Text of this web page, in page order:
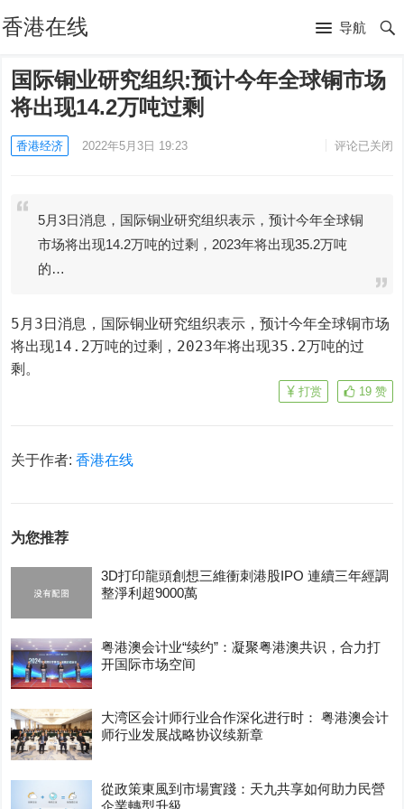
香港在线 导航
国际铜业研究组织:预计今年全球铜市场
将出现14.2万吨过剩
香港经济 2022年5月3日 19:23 评论已关闭
5月3日消息，国际铜业研究组织表示，预计今年全球铜
市场将出现14.2万吨的过剩，2023年将出现35.2万吨
的…
5月3日消息，国际铜业研究组织表示，预计今年全球铜市场
将出现14.2万吨的过剩，2023年将出现35.2万吨的过
剩。
19 赞
打赏
关于作者:香港在线
为您推荐
3D打印龍頭創想三維衝刺港股IPO 連續三年經調
整淨利超9000萬
粤港澳会计业“续约”：凝聚粤港澳共识，合力打
开国际市场空间
大湾区会计师行业合作深化进行时： 粤港澳会计
师行业发展战略协议续新章
從政策東風到市場實踐：天九共享如何助力民營
企業轉型升級